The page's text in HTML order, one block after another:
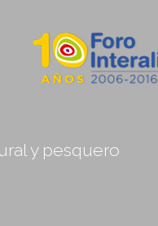
y pesquero